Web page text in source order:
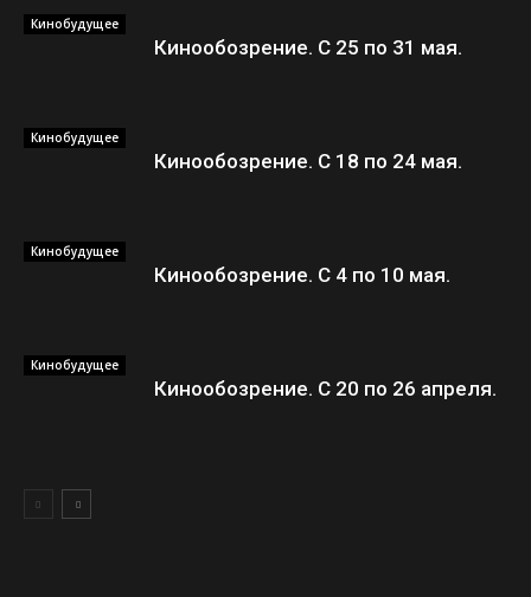
Кинобудущее
Кинообозрение. С 25 по 31 мая.
Кинобудущее
Кинообозрение. С 18 по 24 мая.
Кинобудущее
Кинообозрение. С 4 по 10 мая.
Кинобудущее
Кинообозрение. С 20 по 26 апреля.